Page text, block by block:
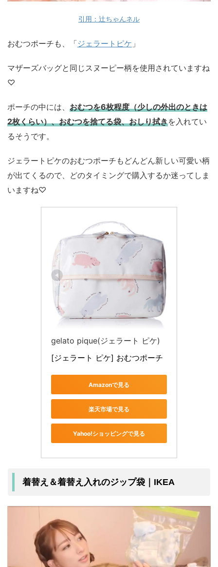
引用：辻ちゃんネル
おむつポーチも、「ジェラートピケ 」
マザーズバッグと同じスヌーピー柄を使用されていますね
♡
ポーチの中には、 おむつを6枚程度（少しの外出のときは
2枚くらい）、おむつを捨てる袋、おしり拭きを入れてい
るそうです。
ジェラートピケのおむつポーチもどんどん新しい可愛い柄
が出てくるので、どのタイミングで購入するか迷ってしま
いますね♡
gelato pique(ジェラート ピケ)
[ジェラート ピケ] おむつポーチ
Amazonで見る
楽天市場で見る
Yahoo!ショッピングで見る
着替え＆着替え入れのジップ袋｜IKEA